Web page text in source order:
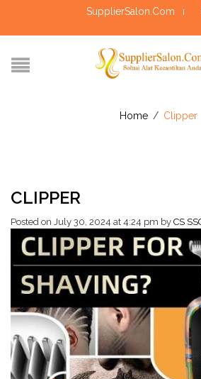
SupplierSalon.Com
Home / Clipper
CLIPPER
Posted on July 30, 2024 at 4:24 pm by CS